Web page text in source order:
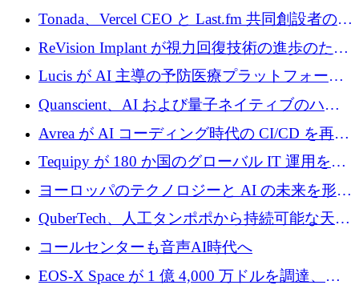
るなか、Voxmindが54万6,000ポンドのプレシ
ード資金を調達
Tonada、Vercel CEO と Last.fm 共同創設者の支
援を受けてステルス撤退
ReVision Implant が視力回復技術の進歩のため
に 400 万ユーロを確保
Lucis が AI 主導の予防医療プラットフォーム
を拡大するためにシリーズ A で 2,000 万ドル
を調達
Quanscient、AI および量子ネイティブのハー
ドウェア エンジニアリングを推進するために
1,000 万ユーロを調達
Avrea が AI コーディング時代の CI/CD を再発
明するために 470 万ドルをかけてステルスか
ら浮上
Tequipy が 180 か国のグローバル IT 運用を自
動化するために 300 万ユーロ以上を調達
ヨーロッパのテクノロジーと AI の未来を形作
る: イノベーション リーダーが Nexus
Luxembourg 2026 に集まる理由
QuberTech、人工タンポポから持続可能な天然
ゴムを開発するために 340 万ポンドを調達
コールセンターも音声AI時代へ
EOS-X Space が 1 億 4,000 万ドルを調達、